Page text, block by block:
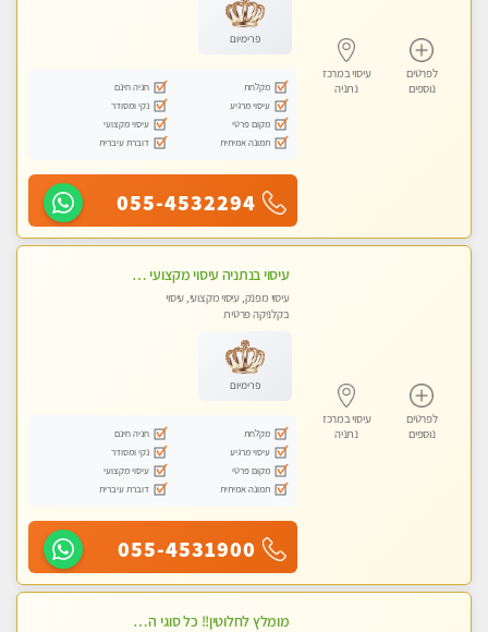
לפרטים
נוספים
עיסוי במרכז
נתניה
פרימיום
מקלחת
חניה חינם
עיסוי מרגיע
נקי ומסודר
מקום פרטי
עיסוי מקצועי
תמונה אמיתית
דוברת עיברית
055-4532294
לפרטים
נוספים
עיסוי במרכז
נתניה
עיסוי בנתניה עיסוי מקצועי ומפנק. ללא מין
עיסוי מפנק, עיסוי מקצועי, עיסוי
בקלניקה פרטית
פרימיום
מקלחת
חניה חינם
עיסוי מרגיע
נקי ומסודר
מקום פרטי
עיסוי מקצועי
תמונה אמיתית
דוברת עיברית
055-4531900
מומלץ לחלוטין!! כל סוגי העיסויים מעסה מקצועית ואיכותית פרטי!!!